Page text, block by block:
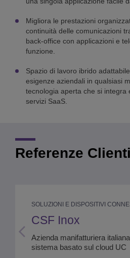
Migliora le prestazioni
continuità delle comunicazioni
back-office con applicazioni e
funzione.
Spazio di lavoro ibrido
esigenze aziendali in qualsiasi
tecnologia aperta che si integra
servizi SaaS.
Referenze Clienti
SOLUZIONI E DISPOSITIVI
CSF Inox
Azienda manifatturiera
sistema basato sul cloud UC